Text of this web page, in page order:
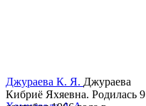
Джураева К. Я. Джураева
Кибриё Яхяевна. Родилась 9